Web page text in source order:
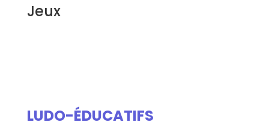
Jeux
LUDO-ÉDUCATIFS